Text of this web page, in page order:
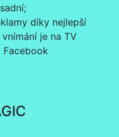
díky nejlepší
je na TV
Facebook